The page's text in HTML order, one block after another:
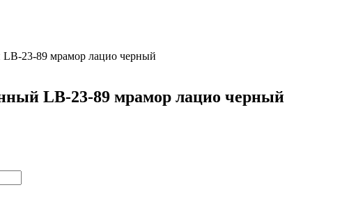
23-89 мрамор лацио черный
LB-23-89 мрамор лацио черный